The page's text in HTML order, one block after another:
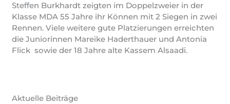
Steffen Burkhardt zeigten im Doppelzweier in der
Klasse MDA 55 Jahre ihr Können mit 2 Siegen in zwei
Rennen. Viele weitere gute Platzierungen erreichten
die Juniorinnen Mareike Haderthauer und Antonia
Flick sowie der 18 Jahre alte Kassem Alsaadi.
Aktuelle Beiträge